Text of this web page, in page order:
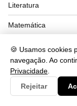
🍪 Usamos cookies
navegação. Ao
Privacidade
Rejeitar
Literatura
Matemática
Politica
Química
Redação